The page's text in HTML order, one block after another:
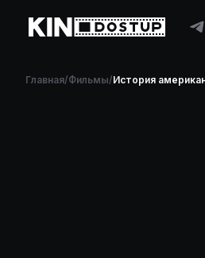
Главная/Фильмы/История